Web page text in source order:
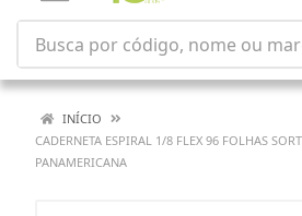
INÍCIO
CADERNETA ESPIRAL 1/8 FLEX 96 FOLHAS
PANAMERICANA